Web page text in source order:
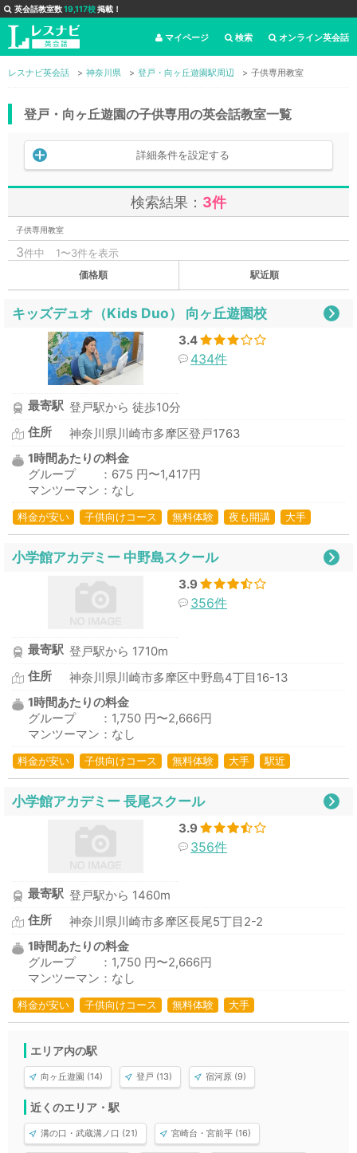
英会話教室数19,117校掲載！
オンライン英会話
検索
マイページ
レスナビ英会話 神奈川県 登戸・向ヶ丘遊園駅周辺 子供専用教室
登戸・向ヶ丘遊園の子供専用の英会話教室一覧
詳細条件を設定する
検索結果： 3件
子供専用教室
3件中 1〜3件を表示
価格順 駅近順
キッズデュオ（Kids Duo） 向ヶ丘遊園校
3.4
434件
最寄駅 登戸駅から 徒歩10分
住所
神奈川県川崎市多摩区登戸1763
1時間あたりの料金
グループ ：675 円〜1,417円
マンツーマン：なし
料金が安い 子供向けコース 無料体験 夜も開講 大手
小学館アカデミー 中野島スクール
3.9
356件
最寄駅 登戸駅から 1710m
住所
神奈川県川崎市多摩区中野島4丁目16-13
1時間あたりの料金
グループ ：1,750 円〜2,666円
マンツーマン：なし
料金が安い 子供向けコース 無料体験 大手 駅近
小学館アカデミー 長尾スクール
3.9
356件
最寄駅 登戸駅から 1460m
住所
神奈川県川崎市多摩区長尾5丁目2-2
1時間あたりの料金
グループ ：1,750 円〜2,666円
マンツーマン：なし
料金が安い 子供向けコース 無料体験 大手
エリア内の駅
向ヶ丘遊園 (14) 登戸 (13) 宿河原 (9)
近くのエリア・駅
溝の口・武蔵溝ノ口 (21) 宮崎台・宮前平 (16)